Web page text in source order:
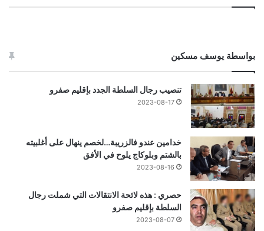
بواسطة يوسف مسكين
تنصيب رجال السلطة الجدد بإقليم صفرو
2023-08-17
خدامين عندو فالزريبة…لخصم ينهال على أغلبيته
بالشتم وبلوكاج يلوح في الأفق
2023-08-16
حصري : هذه لائحة الانتقالات التي شملت رجال
السلطة بإقليم صفرو
2023-08-07